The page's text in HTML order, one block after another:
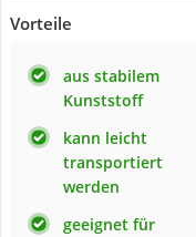
Vorteile
aus stabilem
Kunststoff
kann leicht
transportiert
werden
geeignet für